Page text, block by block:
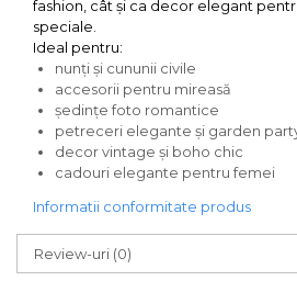
fashion, cât și ca decor elegant
speciale.
Ideal pentru:
nunți și cununii civile
accesorii pentru mireasă
ședințe foto romantice
petreceri elegante și garden
decor vintage și boho chic
cadouri elegante pentru femei
Informatii conformitate produs
Review-uri (0)